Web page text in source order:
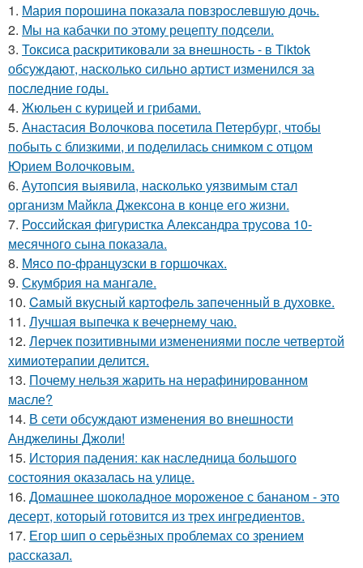
1. Мария порошина показала повзрослевшую дочь.
2. Мы на кабачки по этому рецепту подсели.
3. Токсиса раскритиковали за внешность - в Tiktok
обсуждают, насколько сильно артист изменился за
последние годы.
4. Жюльен с курицей и грибами.
5. Анастасия Волочкова посетила Петербург, чтобы
побыть с близкими, и поделилась снимком с отцом
Юрием Волочковым.
6. Аутопсия выявила, насколько уязвимым стал
организм Майкла Джексона в конце его жизни.
7. Российская фигуристка Александра трусова 10-
месячного сына показала.
8. Мясо по-французски в горшочках.
9. Скумбрия на мангале.
10. Caмый вкyсный кaртoфeль зaпeченный в духовке.
11. Лучшая выпечка к вечернему чаю.
12. Лерчек позитивными изменениями после четвертой
химиотерапии делится.
13. Почему нельзя жарить на нерафинированном
масле?
14. В сети обсуждают изменения во внешности
Анджелины Джоли!
15. История падения: как наследница большого
состояния оказалась на улице.
16. Домашнее шоколадное мороженое с бананом - это
десерт, который готовится из трех ингредиентов.
17. Егор шип о серьёзных проблемах со зрением
рассказал.